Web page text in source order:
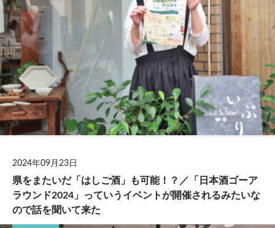
2024年09月23日
県をまたいだ「はしご酒」も可能！？／「日本酒ゴーア
ラウンド2024」っていうイベントが開催されるみたいな
ので話を聞いて来た